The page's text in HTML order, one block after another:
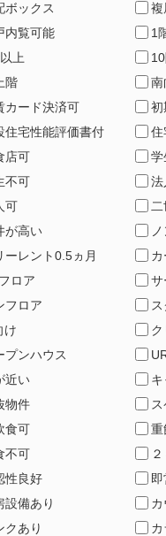
ボックス
複
内覧可能
1
上
階
南
カード決済可
初
住宅性能評価書付
住
店可
学
不可
法
可
が高い
ーレント0.5ヵ月
ロア
サ
フロア
け
プンハウス
近い
物件
食可
重
不可
性良好
設備あり
カ
クあり